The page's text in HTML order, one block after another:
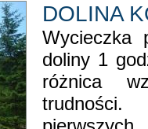
DOLINA
Wycieczka
doliny 1
różnica
trudności.